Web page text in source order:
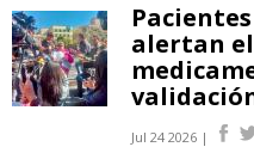
alertan
Jul 24 2026 |